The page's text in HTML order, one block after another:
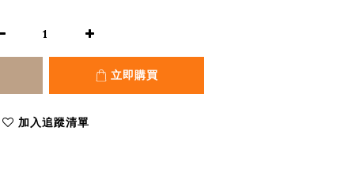
立即購買
加入追蹤清單